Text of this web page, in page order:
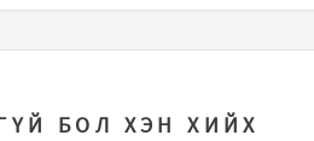
БОЛ ХЭН ХИЙХ